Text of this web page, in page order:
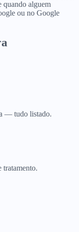
quando alguem
ou no Google
— tudo listado.
tratamento.